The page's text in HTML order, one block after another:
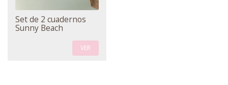
Set de 2 cuadernos
Sunny Beach
VER